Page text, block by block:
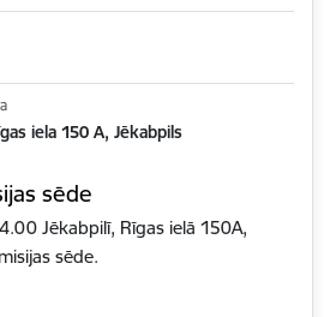
iela 150 A, Jēkabpils
sēde
Jēkabpilī, Rīgas ielā 150A,
sēde.